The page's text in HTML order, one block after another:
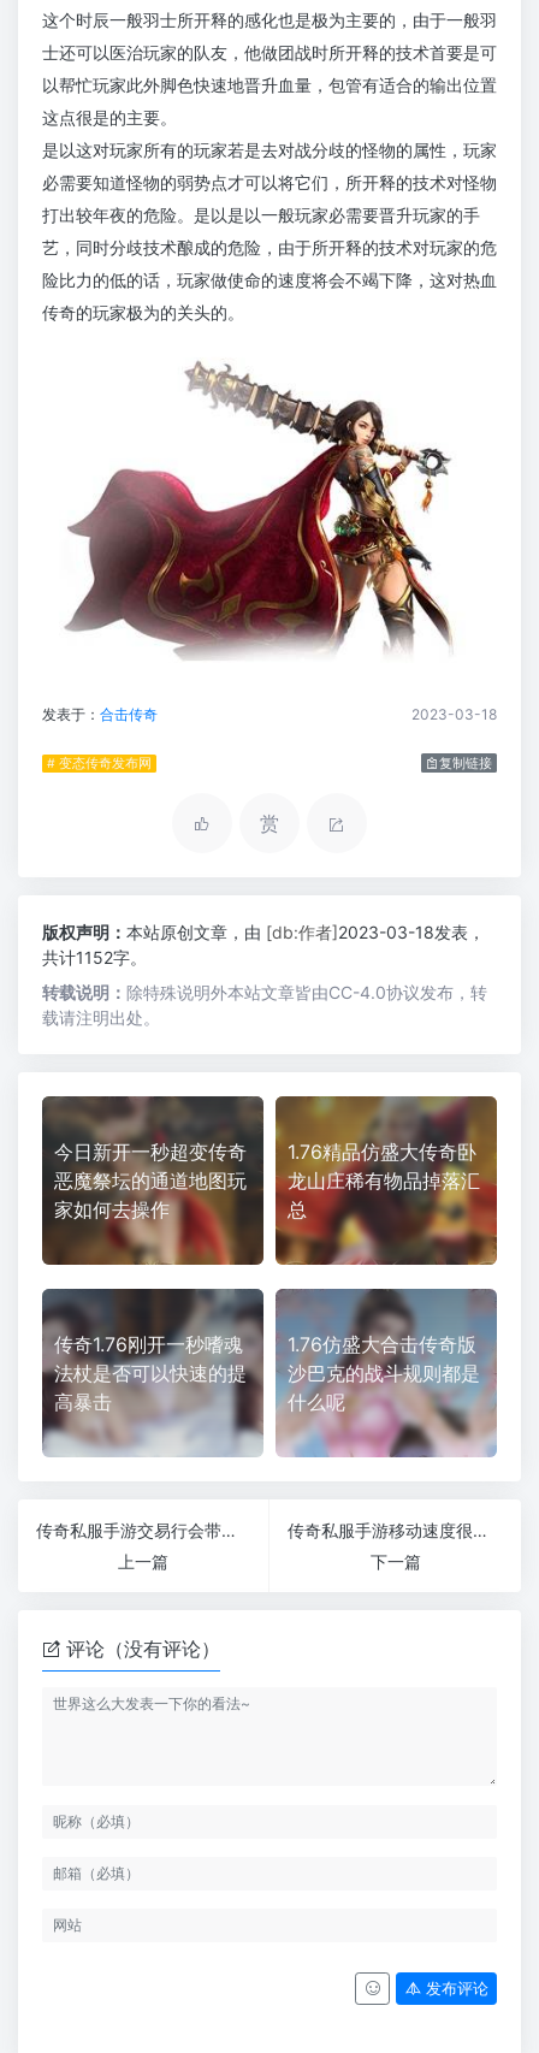
这个时辰一般羽士所开释的感化也是极为主要的，由于一般羽
士还可以医治玩家的队友，他做团战时所开释的技术首要是可
以帮忙玩家此外脚色快速地晋升血量，包管有适合的输出位置
这点很是的主要。
是以这对玩家所有的玩家若是去对战分歧的怪物的属性，玩家
必需要知道怪物的弱势点才可以将它们，所开释的技术对怪物
打出较年夜的危险。是以是以一般玩家必需要晋升玩家的手
艺，同时分歧技术酿成的危险，由于所开释的技术对玩家的危
险比力的低的话，玩家做使命的速度将会不竭下降，这对热血
传奇的玩家极为的关头的。
发表于： 合击传奇 2023-03-18
# 变态传奇发布网 复制链接
赏
版权声明： 本站原创文章，由 [db:作者]2023-03-18发表，
共计1152字。
转载说明： 除特殊说明外本站文章皆由CC-4.0协议发布，转
载请注明出处。
今日新开一秒超变传奇
恶魔祭坛的通道地图玩
家如何去操作
1.76精品仿盛大传奇卧
龙山庄稀有物品掉落汇
总
传奇1.76刚开一秒嗜魂
法杖是否可以快速的提
高暴击
1.76仿盛大合击传奇版
沙巴克的战斗规则都是
什么呢
传奇私服手游交易行会带来更多客户
上一篇
传奇私服手游移动速度很重要
下一篇
评论（没有评论）
发布评论